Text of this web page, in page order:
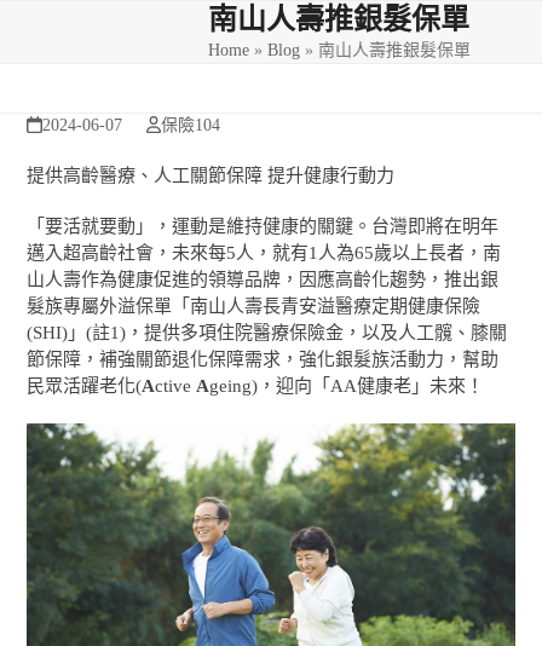
南山人壽推銀髮保單
Home »Blog » 南山人壽推銀髮保單
2024-06-07 保險104
提供高齡醫療、人工關節保障 提升健康行動力
「要活就要動」，運動是維持健康的關鍵。台灣即將在明年
邁入超高齡社會，未來每5人，就有1人為65歲以上長者，南
山人壽作為健康促進的領導品牌，因應高齡化趨勢，推出銀
髮族專屬外溢保單「南山人壽長青安溢醫療定期健康保險
(SHI)」(註1)，提供多項住院醫療保險金，以及人工髖、膝關
節保障，補強關節退化保障需求，強化銀髮族活動力，幫助
民眾活躍老化(Active Ageing)，迎向「AA健康老」未來！